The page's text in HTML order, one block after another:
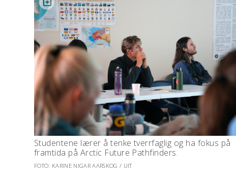
Studentene lærer å tenke tverrfaglig og ha fokus på
framtida på Arctic Future Pathfinders.
FOTO: KARINE NIGAR AARSKOG / UIT